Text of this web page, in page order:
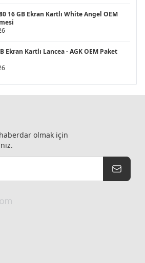
16 GB Ekran Kartlı White Angel OEM
Ekran Kartlı Lancea - AGK OEM Paket
olmak için